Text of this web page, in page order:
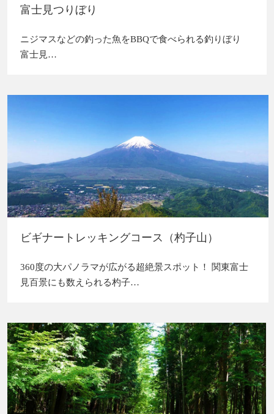
富士見つりぼり
ニジマスなどの釣った魚をBBQで食べられる釣りぼり
富士見…
ビギナートレッキングコース（杓子山）
360度の大パノラマが広がる超絶景スポット！ 関東富士
見百景にも数えられる杓子…